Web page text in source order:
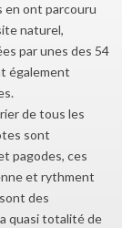
en ont parcouru
naturel,
par unes des 54
également
de tous les
sont
pagodes, ces
et rythment
des
quasi totalité de